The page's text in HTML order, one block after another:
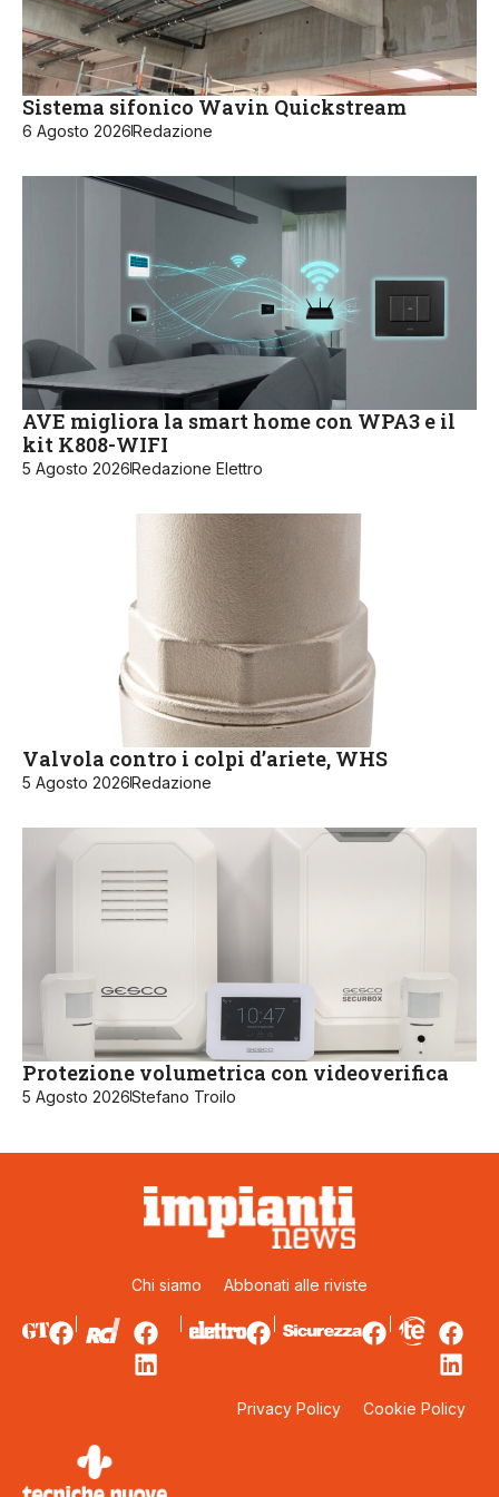
Sistema sifonico Wavin Quickstream
6 Agosto 2026Redazione
AVE migliora la smart home con WPA3 e il
kit K808-WIFI
5 Agosto 2026Redazione Elettro
Valvola contro i colpi d’ariete, WHS
5 Agosto 2026Redazione
Protezione volumetrica con videoverifica
5 Agosto 2026Stefano Troilo
Chi siamo Abbonati alle riviste
Privacy Policy Cookie Policy